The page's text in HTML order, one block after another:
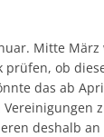
Mitte
prüfen, ob
das ab
deshalb